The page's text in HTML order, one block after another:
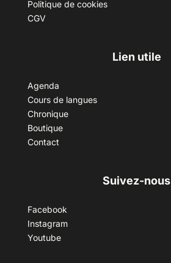
Politique de cookies
CGV
Lien utile
Agenda
Cours de langues
Chronique
Boutique
Contact
Suivez-nous
Facebook
Instagram
Youtube